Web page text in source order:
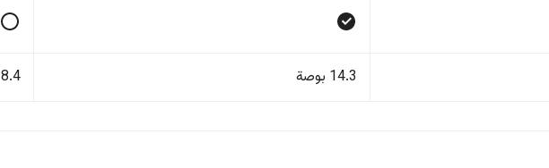
14.3 بوصة 8.4 بوصة